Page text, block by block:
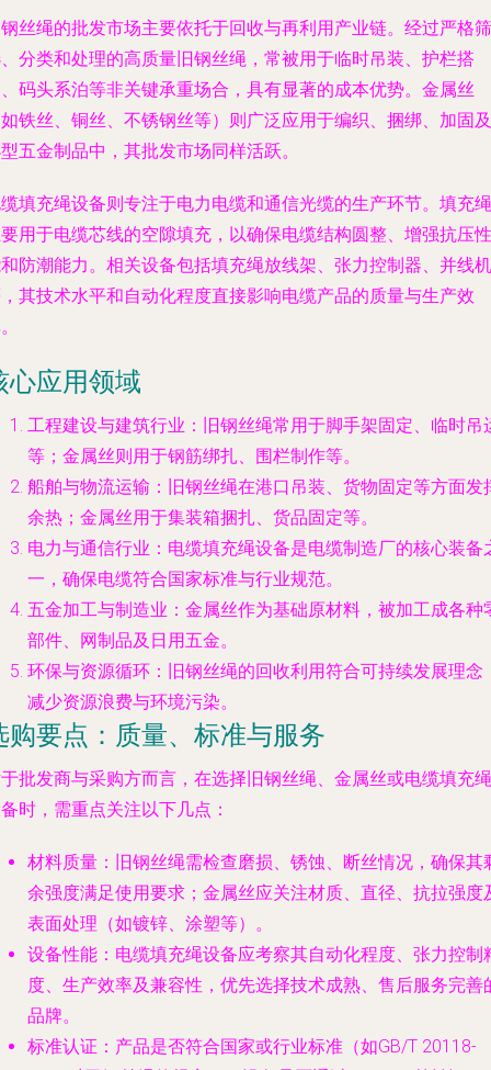
丝绳的批发市场主要依托于回收与再利用产业链。经过严格筛
分类和处理的高质量旧钢丝绳，常被用于临时吊装、护栏搭
码头系泊等非关键承重场合，具有显著的成本优势。金属丝
铁丝、铜丝、不锈钢丝等）则广泛应用于编织、捆绑、加固及
五金制品中，其批发市场同样活跃。
填充绳设备则专注于电力电缆和通信光缆的生产环节。填充绳
用于电缆芯线的空隙填充，以确保电缆结构圆整、增强抗压性
防潮能力。相关设备包括填充绳放线架、张力控制器、并线机
其技术水平和自动化程度直接影响电缆产品的质量与生产效
心应用领域
工程建设与建筑行业 ：旧钢丝绳常用于脚手架固定、临时吊
等；金属丝则用于钢筋绑扎、围栏制作等。
船舶与物流运输 ：旧钢丝绳在港口吊装、货物固定等方面发
余热；金属丝用于集装箱捆扎、货品固定等。
电力与通信行业 ：电缆填充绳设备是电缆制造厂的核心装备
一，确保电缆符合国家标准与行业规范。
五金加工与制造业 ：金属丝作为基础原材料，被加工成各种
部件、网制品及日用五金。
环保与资源循环 ：旧钢丝绳的回收利用符合可持续发展理念
减少资源浪费与环境污染。
购要点：质量、标准与服务
批发商与采购方而言，在选择旧钢丝绳、金属丝或电缆填充绳
时，需重点关注以下几点：
材料质量 ：旧钢丝绳需检查磨损、锈蚀、断丝情况，确保其
余强度满足使用要求；金属丝应关注材质、直径、抗拉强度
表面处理（如镀锌、涂塑等）。
设备性能 ：电缆填充绳设备应考察其自动化程度、张力控制
度、生产效率及兼容性，优先选择技术成熟、售后服务完善
品牌。
标准认证 ：产品是否符合国家或行业标准（如GB/T 20118-